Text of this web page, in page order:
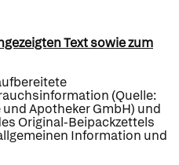
Text sowie zum
(Quelle:
Apotheker GmbH) und
Original-Beipackzettels
Information und